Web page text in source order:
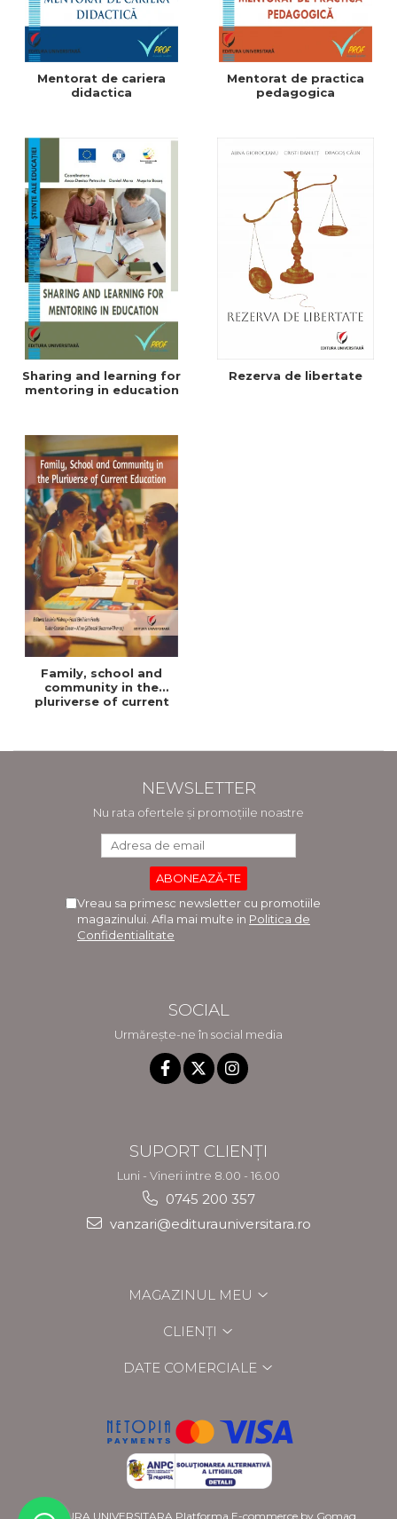
Mentorat de cariera
didactica
Mentorat de practica
pedagogica
Sharing and learning for
mentoring in education
Rezerva de libertate
Family, school and
community in the
pluriverse of current
NEWSLETTER
Nu rata ofertele și promoțiile noastre
Vreau sa primesc newsletter cu promotiile
magazinului. Afla mai multe in Politica de
Confidentialitate
SOCIAL
Urmărește-ne în social media
SUPORT CLIENȚI
Luni - Vineri intre 8.00 - 16.00
0745 200 357
vanzari@editurauniversitara.ro
MAGAZINUL MEU
CLIENȚI
DATE COMERCIALE
EDITURA UNIVERSITARA Platforma E-commerce by Gomag